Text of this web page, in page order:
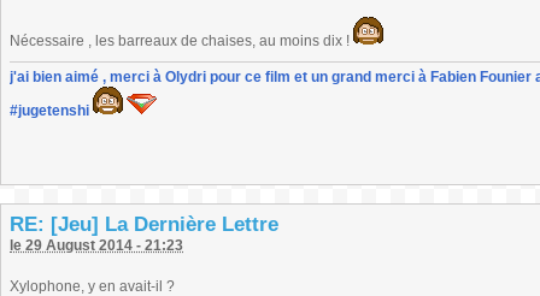
Nécessaire , les barreaux de chaises, au moins dix !
j'ai bien aimé , merci à Olydri pour ce film et un grand merci à Fabien
#jugetenshi
RE: [Jeu] La Dernière Lettre
le 29 August 2014 - 21:23
Xylophone, y en avait-il ?